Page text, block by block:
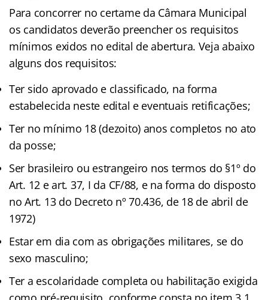
Para concorrer no certame da Câmara Municipal
os candidatos deverão preencher os requisitos
mínimos exidos no edital de abertura. Veja abaixo
alguns dos requisitos:
Ter sido aprovado e classificado, na forma
estabelecida neste edital e eventuais retificações;
Ter no mínimo 18 (dezoito) anos completos no ato
da posse;
Ser brasileiro ou estrangeiro nos termos do §1º do
Art. 12 e art. 37, I da CF/88, e na forma do disposto
no Art. 13 do Decreto nº 70.436, de 18 de abril de
1972)
Estar em dia com as obrigações militares, se do
sexo masculino;
Ter a escolaridade completa ou habilitação exigida